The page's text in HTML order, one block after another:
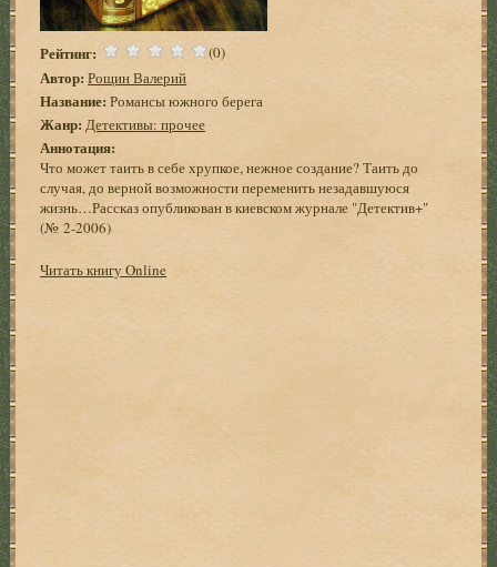
Рейтинг: (0)
Автор: Рощин Валерий
Название: Романсы южного берега
Жанр: Детективы: прочее
Аннотация:
Что может таить в себе хрупкое, нежное создание? Таить до
случая, до верной возможности переменить незадавшуюся
жизнь…Рассказ опубликован в киевском журнале "Детектив+"
(№ 2-2006)
Читать книгу Online